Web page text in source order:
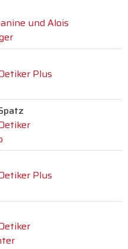
und Alois
Plus
Plus